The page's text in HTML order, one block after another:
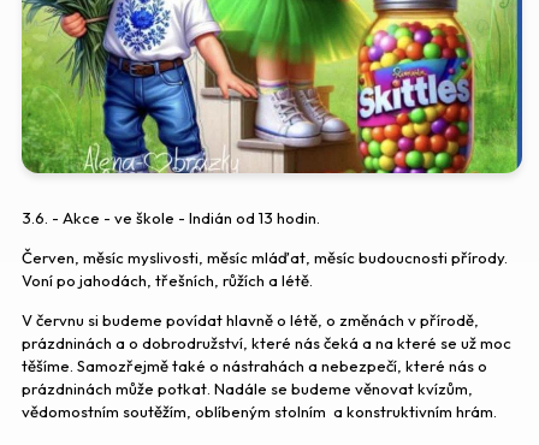
3.6. - Akce - ve škole - Indián od 13 hodin.
Červen, měsíc myslivosti, měsíc mláďat, měsíc budoucnosti přírody.
Voní po jahodách, třešních, růžích a létě.
V červnu si budeme povídat hlavně o létě, o změnách v přírodě,
prázdninách a o dobrodružství, které nás čeká a na které se už moc
těšíme. Samozřejmě také o nástrahách a nebezpečí, které nás o
prázdninách může potkat. Nadále se budeme věnovat kvízům,
vědomostním soutěžím, oblíbeným stolním a konstruktivním hrám.